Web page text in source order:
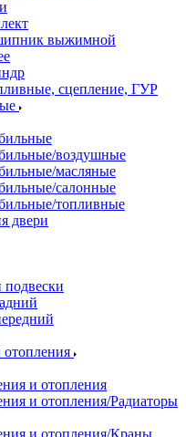
выжимной
сцепление, ГУР
воздушные
масляные
салонные
топливные
двери
подвески
и отопления
и отопления/Радиаторы
и отопления/Краны